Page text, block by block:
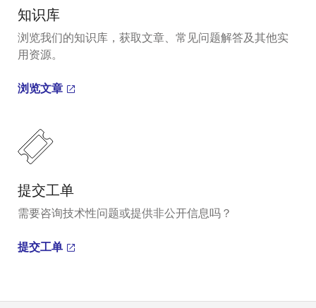
知识库
浏览我们的知识库，获取文章、常见问题解答及其他实
用资源。
浏览文章
提交工单
需要咨询技术性问题或提供非公开信息吗？
提交工单